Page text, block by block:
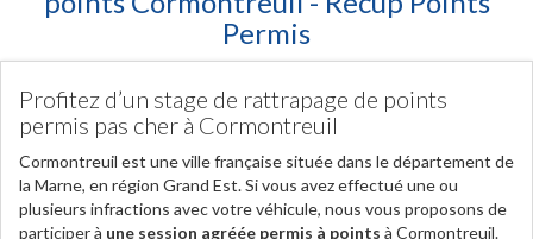
Permis
Profitez d’un stage de rattrapage de points
permis pas cher à Cormontreuil
Cormontreuil est une ville française située dans le département de
la Marne, en région Grand Est. Si vous avez effectué une ou
plusieurs infractions avec votre véhicule, nous vous proposons de
participer à une session agréée permis à points à Cormontreuil.